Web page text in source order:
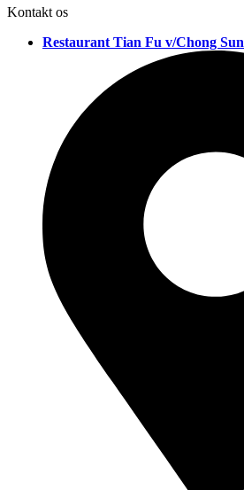
Kontakt os
Restaurant Tian Fu v/Chong Sun